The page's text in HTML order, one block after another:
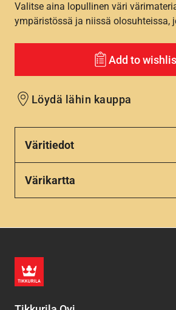
Valitse aina lopullinen väri
ympäristössä ja niissä olosuhteissa,
Add to
Löydä lähin kauppa
Väritiedot
Värikartta